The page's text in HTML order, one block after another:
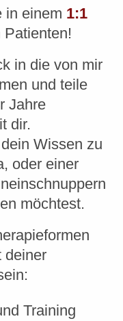
in einem 1:1
in die von mir
und teile
Jahre
dir.
Wissen zu
oder einer
möchtest.
deiner
Training